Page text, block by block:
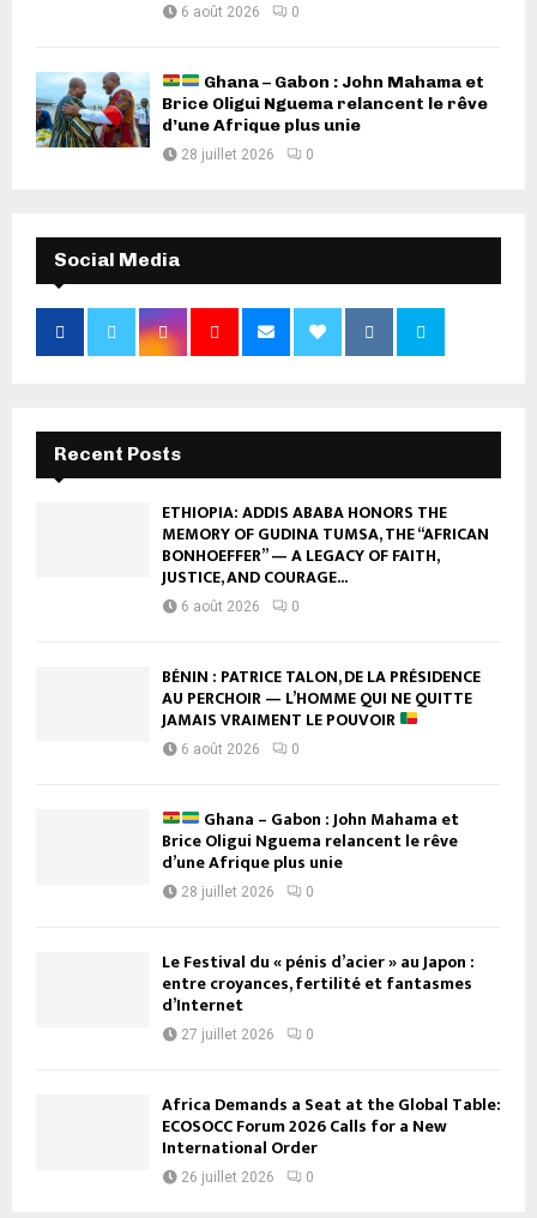
6 août 2026 0
Ghana – Gabon : John Mahama et
Brice Oligui Nguema relancent le rêve
d’une Afrique plus unie
28 juillet 2026 0
Social Media
Recent Posts
ETHIOPIA: ADDIS ABABA HONORS THE
MEMORY OF GUDINA TUMSA, THE “AFRICAN
BONHOEFFER” — A LEGACY OF FAITH,
JUSTICE, AND COURAGE...
6 août 2026 0
BÉNIN : PATRICE TALON, DE LA PRÉSIDENCE
AU PERCHOIR — L’HOMME QUI NE QUITTE
JAMAIS VRAIMENT LE POUVOIR
6 août 2026 0
Ghana – Gabon : John Mahama et
Brice Oligui Nguema relancent le rêve
d’une Afrique plus unie
28 juillet 2026 0
Le Festival du « pénis d’acier » au Japon :
entre croyances, fertilité et fantasmes
d’Internet
27 juillet 2026 0
Africa Demands a Seat at the Global Table:
ECOSOCC Forum 2026 Calls for a New
International Order
26 juillet 2026 0